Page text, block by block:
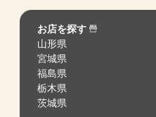
お店を探す
山形県
宮城県
福島県
栃木県
茨城県